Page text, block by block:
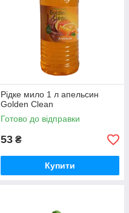
Рідке мило 1 л апельсин
Golden Clean
Готово до відправки
53 ₴
Купити